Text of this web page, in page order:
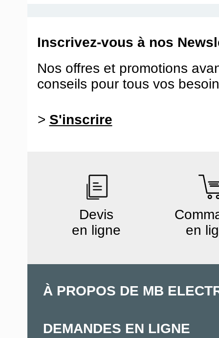
Inscrivez-vous à nos
Nos offres et promotions
conseils pour tous vos
> S'inscrire
Devis
en ligne
en
À PROPOS DE MB
DEMANDES EN LIGNE